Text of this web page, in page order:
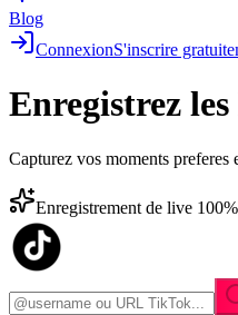
Blog
ConnexionS'inscrire
Enregistrez les
Capturez vos moments preferes
Enregistrement de live